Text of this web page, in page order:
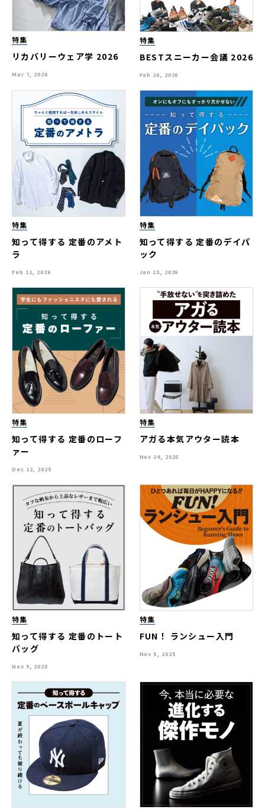
特集
リカバリーウェア学 2026
Mar 7, 2026
特集
BESTスニーカー会議 2026
Feb 26, 2026
特集
知って得する 定番のアメト
ラ
Feb 11, 2026
特集
知って得する 定番のデイパ
ック
Jan 13, 2026
特集
知って得する 定番のローフ
ァー
Dec 12, 2025
特集
アガる本気アウター読本
Nov 24, 2025
特集
知って得する 定番のトート
バッグ
Nov 9, 2025
特集
FUN！ ランシュー入門
Nov 5, 2025